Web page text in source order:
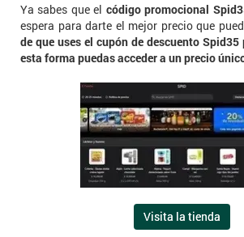
Ya sabes que el código promocional
espera para darte el mejor precio que
de que uses el cupón de descuento
esta forma puedas acceder a un precio
Visita la tienda